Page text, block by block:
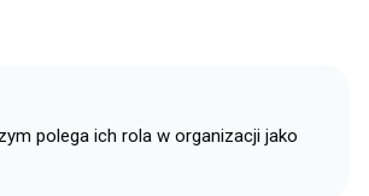
polega ich rola w organizacji jako